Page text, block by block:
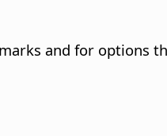
and for options